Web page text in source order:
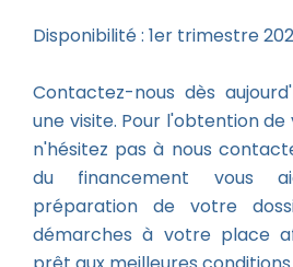
Disponibilité : 1er trimestre
Contactez-nous dès
une visite. Pour l'obtention
n'hésitez pas à nous
du financement vous
préparation de votre
démarches à votre place